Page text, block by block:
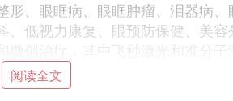
、眼眶病、眼眶肿瘤、泪器病
低视力康复、眼预防保健、美
创治疗，其中飞秒激光和准分子
切割手术治疗眼外伤和玻璃体视网
沿，具有眼科专业精细化、医生专
阅读全文